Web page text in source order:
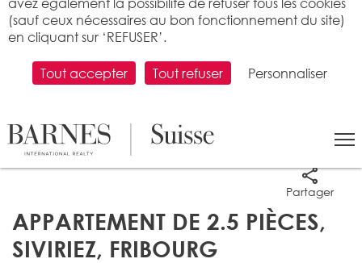
5 photos
APPARTEMENT DE 2.5 PIÈCES,
SIVIRIEZ, FRIBOURG
Partager
(sauf ceux nécessaires au bon fonctionnement du site)
en cliquant sur ‘REFUSER’.
Tout accepter Tout refuser Personnaliser